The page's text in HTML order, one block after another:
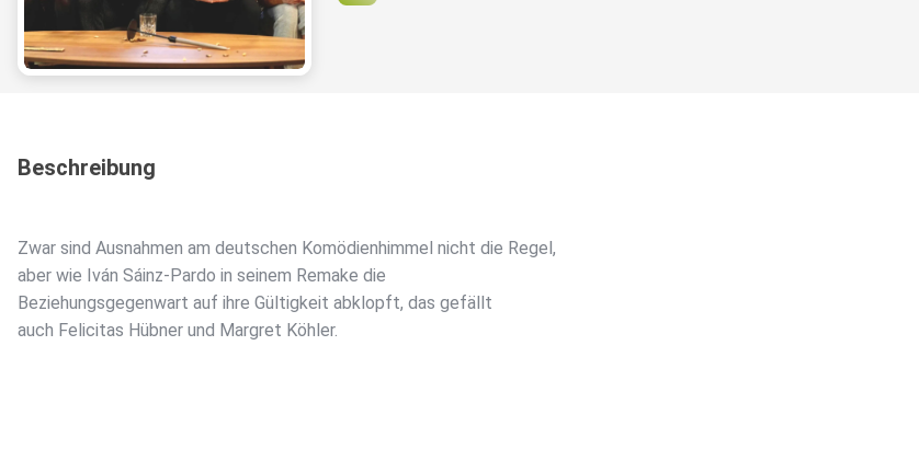
Beschreibung
Zwar sind Ausnahmen am deutschen Komödienhimmel nicht die Regel,
aber wie Iván Sáinz-Pardo in seinem Remake die
Beziehungsgegenwart auf ihre Gültigkeit abklopft, das gefällt
auch Felicitas Hübner und Margret Köhler.